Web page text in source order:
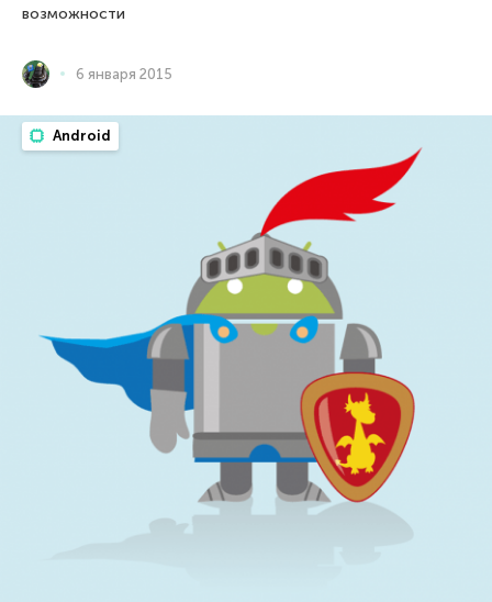
возможности
6 января 2015
Android